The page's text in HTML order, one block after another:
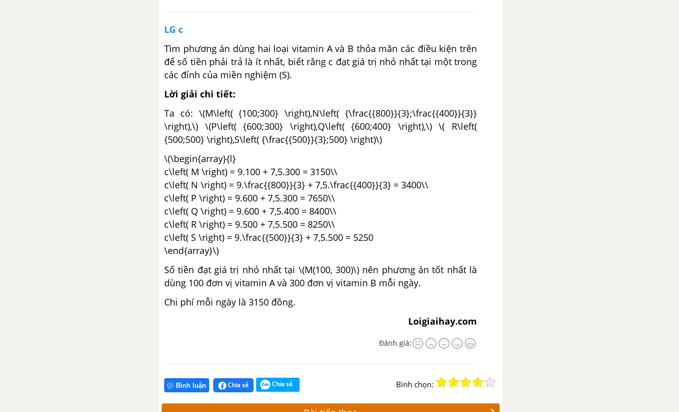
LG c
Tìm phương án dùng hai loại vitamin A và B thỏa mãn các điều kiện trên
để số tiền phải trả là ít nhất, biết rằng c đạt giá trị nhỏ nhất tại một trong
các đỉnh của miền nghiệm (S).
Lời giải chi tiết:
Ta có: \(M\left( {100;300} \right),N\left( {\frac{{800}}{3};\frac{{400}}{3}}
\right),\) \(P\left( {600;300} \right),Q\left( {600;400} \right),\) \( R\left(
{500;500} \right),S\left( {\frac{{500}}{3};500} \right)\)
\(\begin{array}{l}
c\left( M \right) = 9.100 + 7,5.300 = 3150\\
c\left( N \right) = 9.\frac{{800}}{3} + 7,5.\frac{{400}}{3} = 3400\\
c\left( P \right) = 9.600 + 7,5.300 = 7650\\
c\left( Q \right) = 9.600 + 7,5.400 = 8400\\
c\left( R \right) = 9.500 + 7,5.500 = 8250\\
c\left( S \right) = 9.\frac{{500}}{3} + 7,5.500 = 5250
\end{array}\)
Số tiền đạt giá trị nhỏ nhất tại \(M(100, 300)\) nên phương án tốt nhất là
dùng 100 đơn vị vitamin A và 300 đơn vị vitamin B mỗi ngày.
Chi phí mỗi ngày là 3150 đồng.
Loigiaihay.com
Đánh giá:
Bình luận Chia sẻ Chia sẻ Bình chọn: